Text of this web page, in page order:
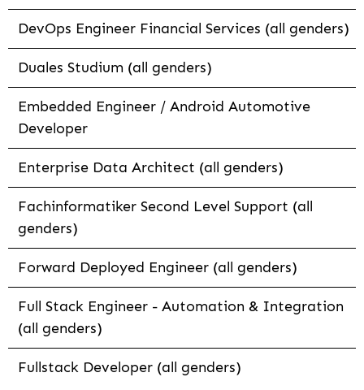
DevOps Engineer Financial Services (all genders)
Duales Studium (all genders)
Embedded Engineer / Android Automotive
Developer
Enterprise Data Architect (all genders)
Fachinformatiker Second Level Support (all
genders)
Forward Deployed Engineer (all genders)
Full Stack Engineer - Automation & Integration
(all genders)
Fullstack Developer (all genders)